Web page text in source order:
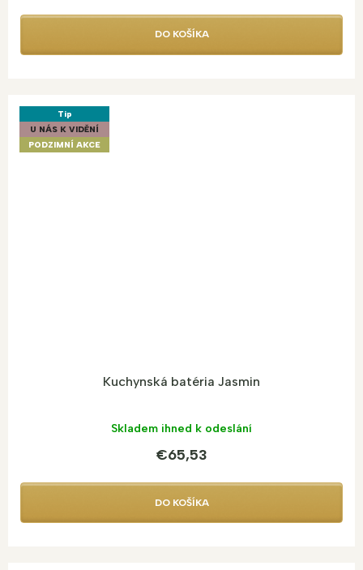
DO KOŠÍKA
Tip
U NÁS K VIDĚNÍ
PODZIMNÍ AKCE
Kuchynská batéria Jasmin
Skladem ihned k odeslání
€65,53
DO KOŠÍKA